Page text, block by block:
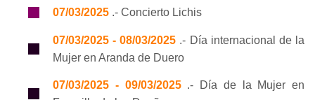
07/03/2025 .- Concierto Lichis
07/03/2025 - 08/03/2025 .- Día internacional de la
Mujer en Aranda de Duero
07/03/2025 - 09/03/2025.- Día de la Mujer en